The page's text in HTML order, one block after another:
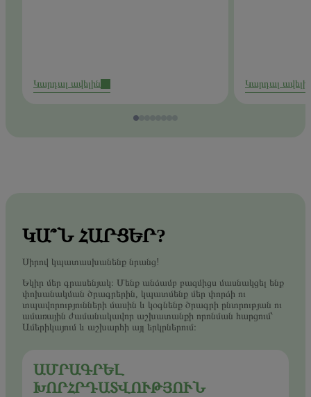
Կարդալ ավելին Կարդալ
ԿԱ՞Ն ՀԱՐՑԵՐ?
Սիրով կպատասխանենք նրանց!
Եկիր մեր գրասենյակ։ Մենք անձամբ բազմիցս մասնակցել ենք
փոխանակման ծրագրերին, կպատմենք մեր փորձի ու
տպավորությունների մասին և կօգնենք ծրագրի ընտրության ու
ամառային ժամանակավոր աշխատանքի որոնման հարցում՝
Ամերիկայում և աշխարհի այլ երկրներում։
ԱՄՐԱԳՐԵԼ
ԽՈՐՀՐԴԱՏՎՈՒԹՅՈՒՆ